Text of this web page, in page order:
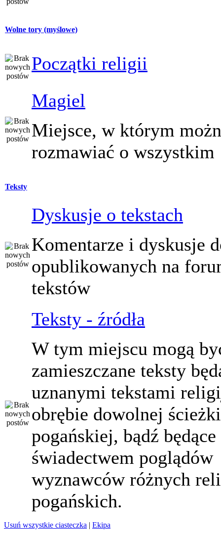
Wolne tory (myślowe)
Początki religii
Magiel
Miejsce, w którym
rozmawiać o wszystkim
Teksty
Dyskusje o tekstach
Komentarze i dyskusje
opublikowanych na
tekstów
Teksty - źródła
W tym miejscu mogą
zamieszczane teksty
uznanymi tekstami
obrębie dowolnej ścieżki
pogańskiej, bądź będące
świadectwem poglądów
wyznawców różnych
pogańskich.
Usuń wszystkie ciasteczka | Ekipa